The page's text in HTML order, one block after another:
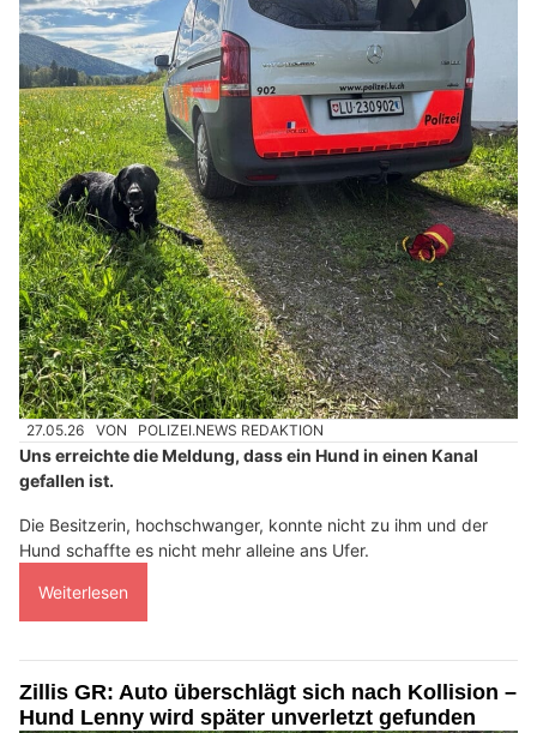
27.05.26 VON POLIZEI.NEWS REDAKTION
Uns erreichte die Meldung, dass ein Hund in einen Kanal
gefallen ist.
Die Besitzerin, hochschwanger, konnte nicht zu ihm und der
Hund schaffte es nicht mehr alleine ans Ufer.
Weiterlesen
Zillis GR: Auto überschlägt sich nach Kollision –
Hund Lenny wird später unverletzt gefunden